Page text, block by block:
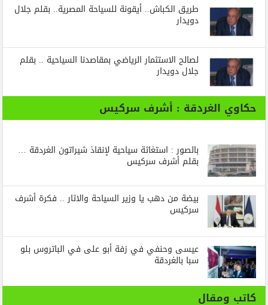
طريق الكباش.. أيقونة للسياحة المصرية.. بقلم جلال
دويدار
لصالح الاستثمار الرياضي بمقاصدنا السياحية .. بقلم
جلال دويدار
حكاوي الغردقة : أشرف سركيس
بالصور : استغاثة سياحية لإنقاذ شيراتون الغردقة …
بقلم أشرف سركيس
بيضة من دهب يا وزير السياحة والاثار .. فكرة أشرف
سركيس
عيسى وحنفي في زفة أبو على في الباتروس بلو
سبا بالغردقة
كاتب ومقال